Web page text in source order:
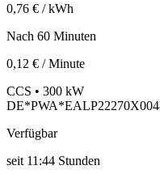
0,76 € / kWh
Nach 60 Minuten
0,12 € / Minute
CCS • 300 kW
Verfügbar
seit 11:44 Stunden